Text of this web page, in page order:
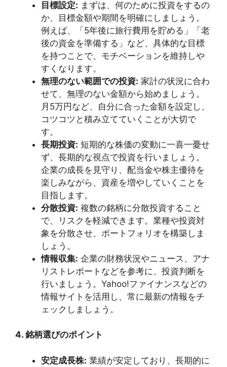
目標設定: まずは、何のために投資をするの
か、目標金額や期間を明確にしましょう。
例えば、「5年後に旅行費用を貯める」「老
後の資金を準備する」など、具体的な目標
を持つことで、モチベーションを維持しや
すくなります。
無理のない範囲での投資: 家計の状況に合わ
せて、無理のない金額から始めましょう。
月5万円など、自分に合った金額を設定し、
コツコツと積み立てていくことが大切で
す。
長期投資: 短期的な株価の変動に一喜一憂せ
ず、長期的な視点で投資を行いましょう。
企業の成長を見守り、配当金や株主優待を
楽しみながら、資産を増やしていくことを
目指します。
分散投資: 複数の銘柄に分散投資すること
で、リスクを軽減できます。業種や投資対
象を分散させ、ポートフォリオを構築しま
しょう。
情報収集: 企業の財務状況やニュース、アナ
リストレポートなどを参考に、投資判断を
行いましょう。Yahoo!ファイナンスなどの
情報サイトを活用し、常に最新の情報をチ
ェックしましょう。
4. 銘柄選びのポイント
安定成長株: 業績が安定しており、長期的に